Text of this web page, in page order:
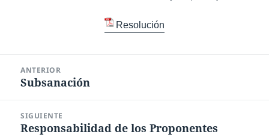
Resolución
entradas
ANTERIOR
Entrada
Subsanación
SIGUIENTE
Entrada
Responsabilidad de los Proponentes